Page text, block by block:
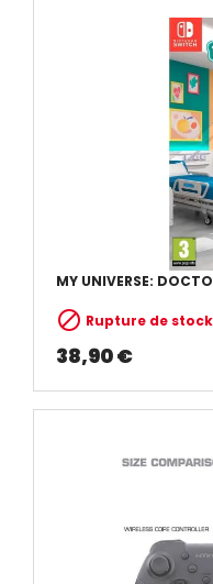
MY UNIVERSE:
 Rupture de stock
38,90 €